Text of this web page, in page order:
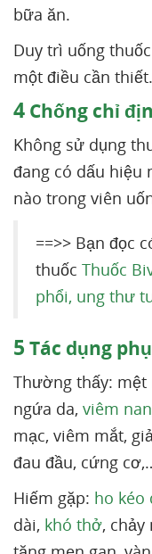
bữa ăn.
Duy trì uống
một điều cần thiết.
4 Chống chỉ
Không sử dụng
đang có dấu hiệu
nào trong viên
==>> Bạn đọc
thuốc Thuốc
phổi, ung thư
5 Tác dụng phụ
Thường thấy: mệt
ngứa da, viêm
mạc, viêm mắt,
đau đầu, cứng
Hiếm gặp: ho kéo
dài, khó thở, chảy